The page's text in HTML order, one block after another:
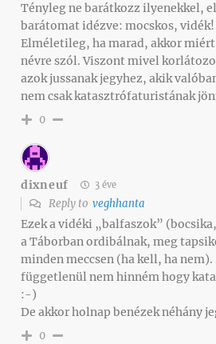
Tényleg ne barátkozz ilyenekkel,
barátomat idézve: mocskos, vidék!
Elméletileg, ha marad, akkor
névre szól. Viszont mivel
azok jussanak jegyhez, akik
nem csak katasztrófaturistának
0
dixneuf 3 éve
Reply to veghhanta
Ezek a vidéki „balfaszok”
a Táborban ordibálnak, meg
minden meccsen (ha kell, ha
függetlenül nem hinném hogy
:-)
De akkor holnap benézek néhány
0